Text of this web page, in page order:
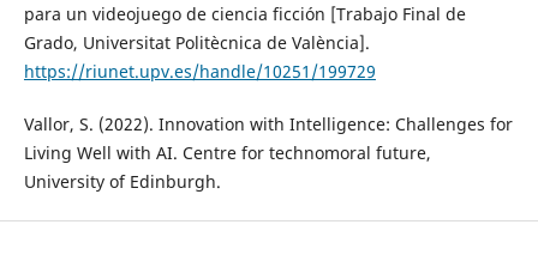
para un videojuego de ciencia ficción [Trabajo Final de
Grado, Universitat Politècnica de València].
https://riunet.upv.es/handle/10251/199729
Vallor, S. (2022). Innovation with Intelligence: Challenges for
Living Well with AI. Centre for technomoral future,
University of Edinburgh.